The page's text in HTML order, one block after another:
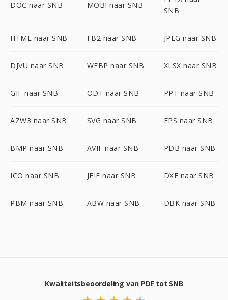
DOC naar SNB MOBI naar SNB
SNB
HTML naar SNB FB2 naar SNB JPEG naar SNB
DJVU naar SNB WEBP naar SNB XLSX naar SNB
GIF naar SNB ODT naar SNB PPT naar SNB
AZW3 naar SNB SVG naar SNB EPS naar SNB
BMP naar SNB AVIF naar SNB PDB naar SNB
ICO naar SNB JFIF naar SNB DXF naar SNB
PBM naar SNB ABW naar SNB DBK naar SNB
Kwaliteitsbeoordeling van PDF tot SNB